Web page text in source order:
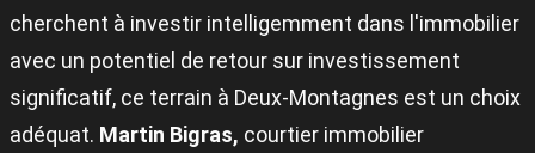
cherchent à investir intelligemment dans l'immobilier
avec un potentiel de retour sur investissement
significatif, ce terrain à Deux-Montagnes est un choix
adéquat. Martin Bigras, courtier immobilier